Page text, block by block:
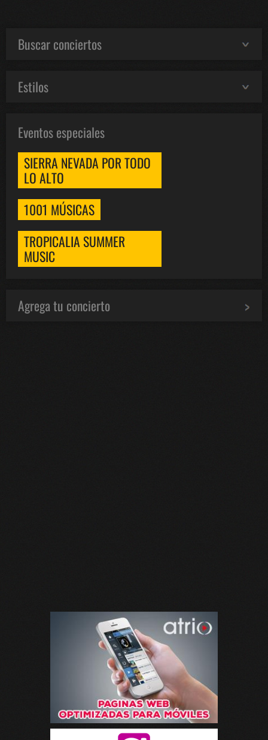
Buscar conciertos
Estilos
Eventos especiales
SIERRA NEVADA POR TODO
LO ALTO
1001 MÚSICAS
TROPICALIA SUMMER
MUSIC
Agrega tu concierto